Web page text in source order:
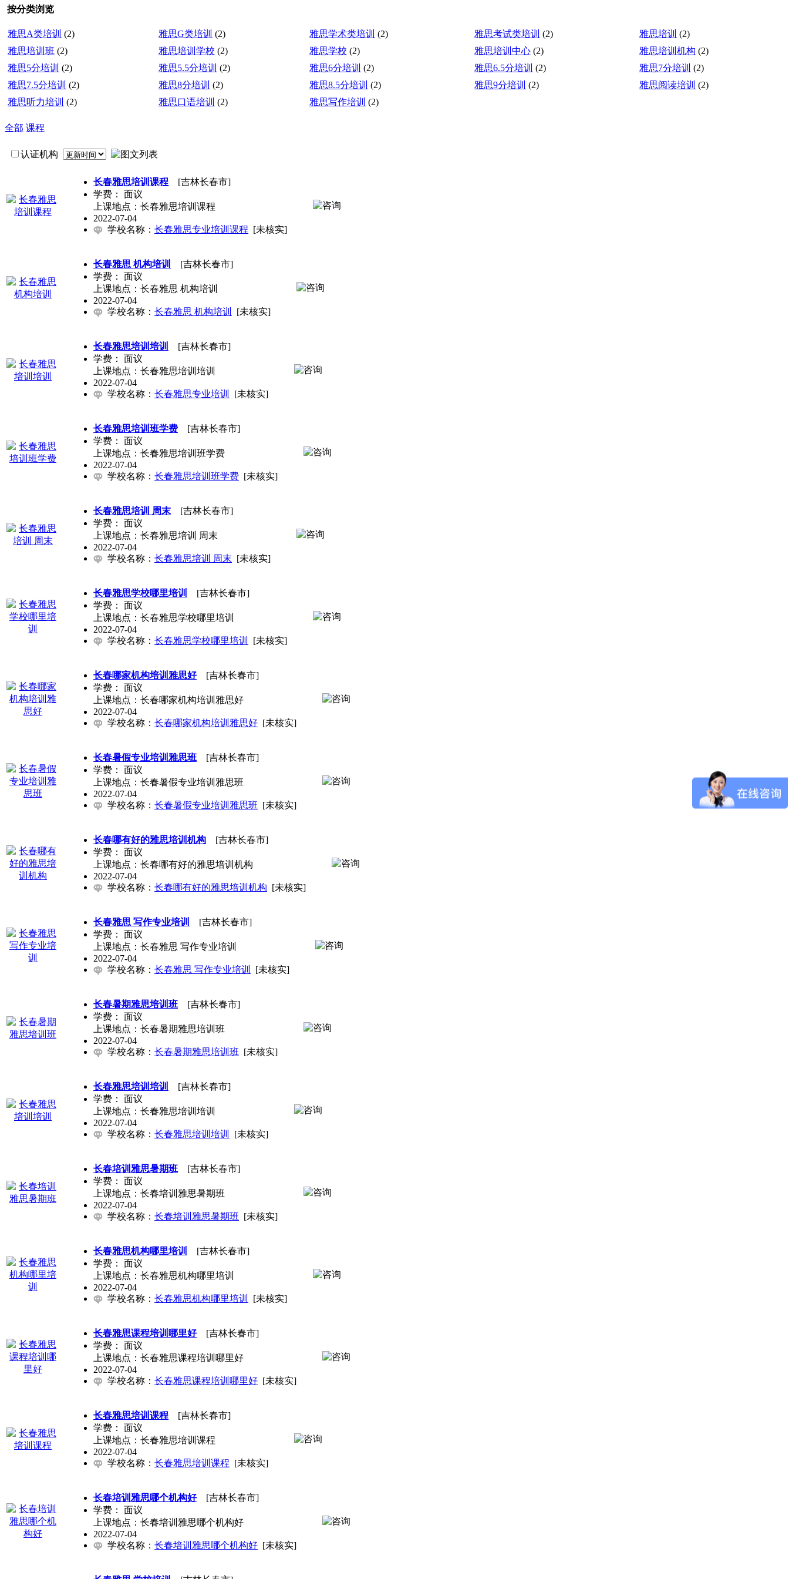
按分类浏览
雅思A类培训 (2) 雅思G类培训 (2) 雅思学术类培训 (2) 雅思考试类培训 (2) 雅思培训 (2)
雅思培训班 (2) 雅思培训学校 (2) 雅思学校 (2) 雅思培训中心 (2) 雅思培训机构 (2)
雅思5分培训 (2) 雅思5.5分培训 (2) 雅思6分培训 (2) 雅思6.5分培训 (2) 雅思7分培训 (2)
雅思7.5分培训 (2) 雅思8分培训 (2) 雅思8.5分培训 (2) 雅思9分培训 (2) 雅思阅读培训 (2)
雅思听力培训 (2) 雅思口语培训 (2) 雅思写作培训 (2)
全部 课程
认证机构
长春雅思培训课程 [吉林长春市]
学费： 面议
上课地点：长春雅思培训课程
2022-07-04
学校名称： 长春雅思专业培训课程 [未核实]
长春雅思 机构培训
[吉林长春市]
学费： 面议
上课地点：长春雅思 机构培训
2022-07-04
学校名称： 长春雅思 机构培训 [未核实]
长春雅思培训培训
[吉林长春市]
学费： 面议
上课地点：长春雅思培训培训
2022-07-04
学校名称： 长春雅思专业培训 [未核实]
长春雅思培训班学费 [吉林长春市]
学费： 面议
上课地点：长春雅思培训班学费
2022-07-04
学校名称： 长春雅思培训班学费 [未核实]
长春雅思培训 周末 [吉林长春市]
学费： 面议
上课地点：长春雅思培训 周末
2022-07-04
学校名称： 长春雅思培训 周末 [未核实]
长春雅思学校哪里培训
[吉林长春市]
学费： 面议
上课地点：长春雅思学校哪里培训
2022-07-04
学校名称： 长春雅思学校哪里培训 [未核实]
长春哪家机构培训雅思好[吉林长春市]
学费： 面议
上课地点：长春哪家机构培训雅思好
2022-07-04
学校名称： 长春哪家机构培训雅思好 [未核实]
长春暑假专业培训雅思班 [吉林长春市]
学费： 面议
上课地点：长春暑假专业培训雅思班
2022-07-04
学校名称： 长春暑假专业培训雅思班 [未核实]
长春哪有好的雅思培训机构 [吉林长春市]
学费： 面议
上课地点：长春哪有好的雅思培训机构
2022-07-04
学校名称： 长春哪有好的雅思培训机构 [未核实]
长春雅思 写作专业培训
[吉林长春市]
学费： 面议
上课地点：长春雅思 写作专业培训
2022-07-04
学校名称： 长春雅思 写作专业培训 [未核实]
长春暑期雅思培训班 [吉林长春市]
学费： 面议
上课地点：长春暑期雅思培训班
2022-07-04
学校名称： 长春暑期雅思培训班 [未核实]
长春雅思培训培训
[吉林长春市]
学费： 面议
上课地点：长春雅思培训培训
2022-07-04
学校名称： 长春雅思培训培训 [未核实]
长春培训雅思暑期班 [吉林长春市]
学费： 面议
上课地点：长春培训雅思暑期班
2022-07-04
学校名称： 长春培训雅思暑期班 [未核实]
长春雅思机构哪里培训
[吉林长春市]
学费： 面议
上课地点：长春雅思机构哪里培训
2022-07-04
学校名称： 长春雅思机构哪里培训 [未核实]
长春雅思课程培训哪里好[吉林长春市]
学费： 面议
上课地点：长春雅思课程培训哪里好
2022-07-04
学校名称： 长春雅思课程培训哪里好 [未核实]
长春雅思培训课程 [吉林长春市]
学费： 面议
上课地点：长春雅思培训课程
2022-07-04
学校名称： 长春雅思培训课程 [未核实]
长春培训雅思哪个机构好[吉林长春市]
学费： 面议
上课地点：长春培训雅思哪个机构好
2022-07-04
学校名称： 长春培训雅思哪个机构好 [未核实]